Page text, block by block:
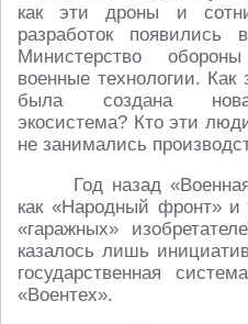
как эти дроны и
разработок
Министерство
военные технологии. Как
была создана новая
экосистема? Кто эти
не занимались
Год назад
как «Народный фронт»
«гаражных»
казалось лишь
государственная
«Воентех».